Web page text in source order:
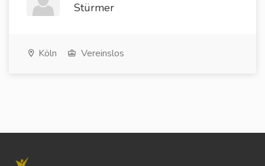
Stürmer
Köln Vereinslos